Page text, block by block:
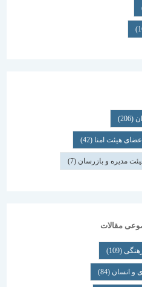
امنا(42)
و بازرسان(7)
(84)